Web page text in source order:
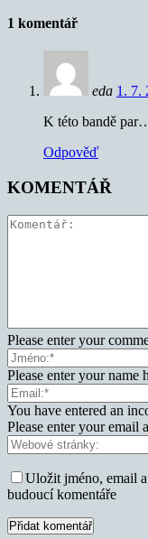
1 komentář
eda 1. 7.
K této bandě
Odpověď
KOMENTÁŘ
Please enter your
Please enter your name
You have entered an
Please enter your email
Uložit jméno, email
budoucí komentáře